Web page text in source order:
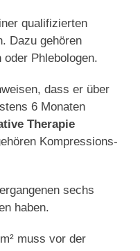
qualifizierten
Dazu gehören
oder Phlebologen.
dass er über
6 Monaten
Therapie
Kompressions-
sechs
haben.
muss vor der